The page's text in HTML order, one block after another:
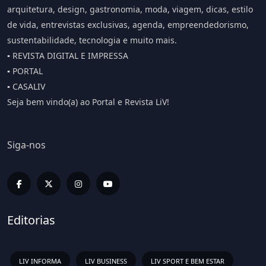
arquitetura, design, gastronomia, moda, viagem, dicas, estilo
de vida, entrevistas exclusivas, agenda, empreendedorismo,
sustentabilidade, tecnologia e muito mais.
▪️ REVISTA DIGITAL E IMPRESSA
▪️ PORTAL
▪️ CASALIV
Seja bem vindo(a) ao Portal e Revista LiV!
Siga-nos
Editorias
LIV INFORMA LIV BUSINESS LIV SPORT E BEM ESTAR